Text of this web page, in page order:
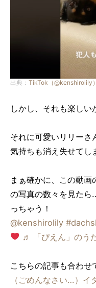
出典： TikTok（@kenshirolily）
しかし、それも楽しい
それに可愛いリリーさ
気持ちも消え失せてし
まぁ確かに、この動
の写真の数々を見た
っちゃう！
@kenshirolily
♬ 「ぴえん」のう
こちらの記事も合わせ
（ごめんなさい…）イ